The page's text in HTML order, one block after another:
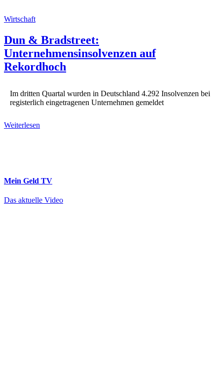
Wirtschaft
Dun & Bradstreet:
Unternehmensinsolvenzen auf
Rekordhoch
Im dritten Quartal wurden in Deutschland 4.292 Insolvenzen bei
registerlich eingetragenen Unternehmen gemeldet
Weiterlesen
Mein Geld TV
Das aktuelle Video